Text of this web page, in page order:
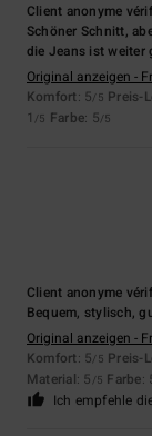
Client anonyme
Schöner Schnitt,
die Jeans ist weiter
Original anzeigen -
Komfort: 5/5 Preis-
1 /5 Farbe: 5/5
Client anonyme
Bequem, stylisch,
Original anzeigen -
Komfort: 5/5 Preis-
Material: 5 /5 Farbe:
Ich empfehle